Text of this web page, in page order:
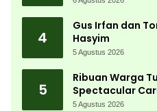
4
Gus Irfan dan
Hasyim
5 Agustus 2026
5
Ribuan Warga
Spectacular
Kemerdekaan
5 Agustus 2026